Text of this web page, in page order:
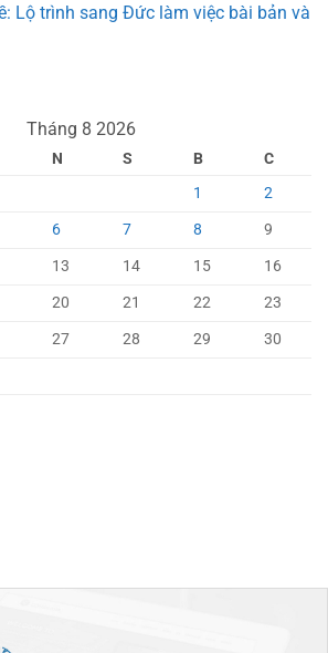
Lộ trình sang Đức làm việc bài bản và
Tháng 8 2026
N S B
C
1
2
6 7 8
9
13 14 15
16
20 21 22
23
27 28 29
30